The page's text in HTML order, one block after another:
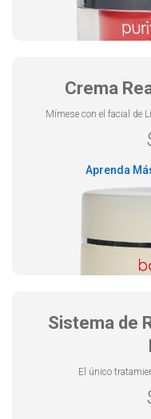
Crema
Mímese con el facial de
Aprenda
Sistema de
El único